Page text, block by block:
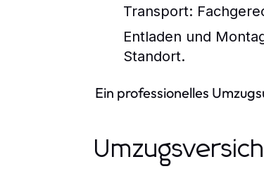
Transport:
Entladen und
Standort.
Ein professionelles